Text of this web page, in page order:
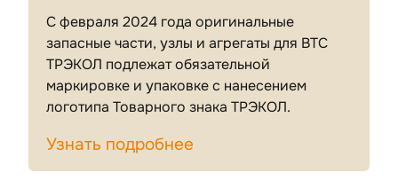
С февраля 2024 года оригинальные
запасные части, узлы и агрегаты для ВТС
ТРЭКОЛ подлежат обязательной
маркировке и упаковке с нанесением
логотипа Товарного знака ТРЭКОЛ.
Узнать подробнее